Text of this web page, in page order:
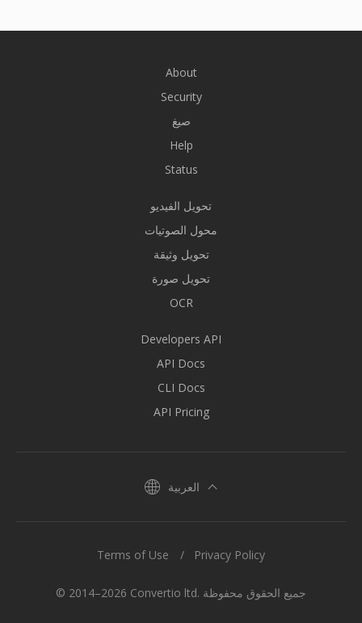
About
Security
صيغ
Help
Status
تحويل الفيديو
محول الصوتيات
تحويل وثيقة
تحويل صورة
OCR
Developers API
API Docs
CLI Docs
API Pricing
العربية
© 2014–2026 Convertio ltd. جميع الحقوق محفوظة
Terms of Use Privacy Policy